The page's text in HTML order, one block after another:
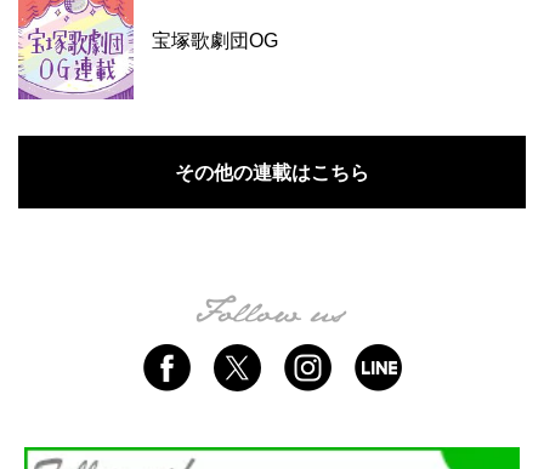
宝塚歌劇団OG
その他の連載はこちら